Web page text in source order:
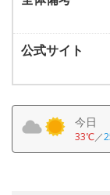
公式サイト
今日
33℃／